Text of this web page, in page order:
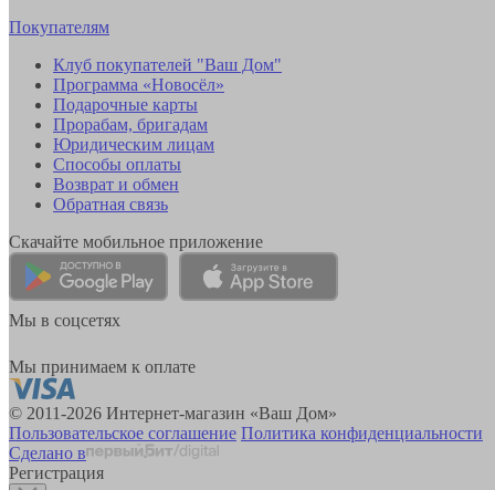
Покупателям
Клуб покупателей "Ваш Дом"
Программа «Новосёл»
Подарочные карты
Прорабам, бригадам
Юридическим лицам
Способы оплаты
Возврат и обмен
Обратная связь
Скачайте мобильное приложение
Мы в соцсетях
Мы принимаем к оплате
© 2011-2026 Интернет-магазин «Ваш Дом»
Пользовательское соглашение Политика конфиденциальности
Сделано в
Регистрация